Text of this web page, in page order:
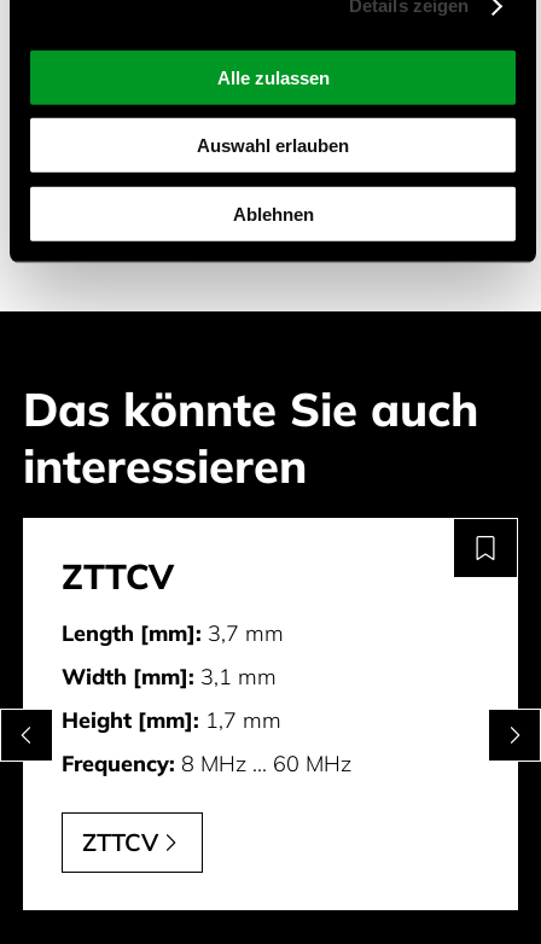
Details zeigen
Alle zulassen
Auswahl erlauben
Ablehnen
Consumer
Zertifizierungen und Qualitätsmanagement
ISO 9001:2015
Das könnte Sie auch
interessieren
ZTTCV
Length [mm]: 3,7 mm
Width [mm]: 3,1 mm
Height [mm]: 1,7 mm
Frequency: 8 MHz ... 60 MHz
ZTTCV